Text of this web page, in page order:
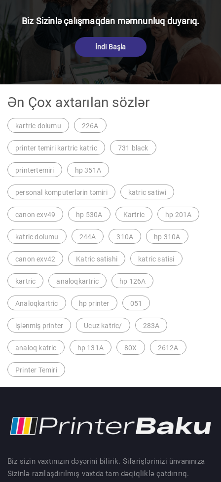
Biz Sizinlə çalışmaqdan məmnunluq duyarıq.
İndi Başla
Ən Çox axtarılan sözlər
kartric dolumu 226A
printer temiri kartric katric 731 black
printertemiri hp 351A
personal komputerlərin təmiri katric satiwi
canon exv49 hp 530A Kartric hp 201A
katric dolumu 244A 310A hp 310A
canon exv42 Katric satishi katric satisi
kartric analoqkartric hp 126A
Analoqkartric hp printer 051
işlənmiş printer Ucuz katric/ 283A
analoq katric hp 131A 80X 2612A
Printer Temiri
Biz sizin vaxtınızın dəyərini bilirik. Sifarişlərinizi ünvanınıza
Sizinlə razılaşdırılmış vaxtda tam dəqiqliklə çatdırırıq.